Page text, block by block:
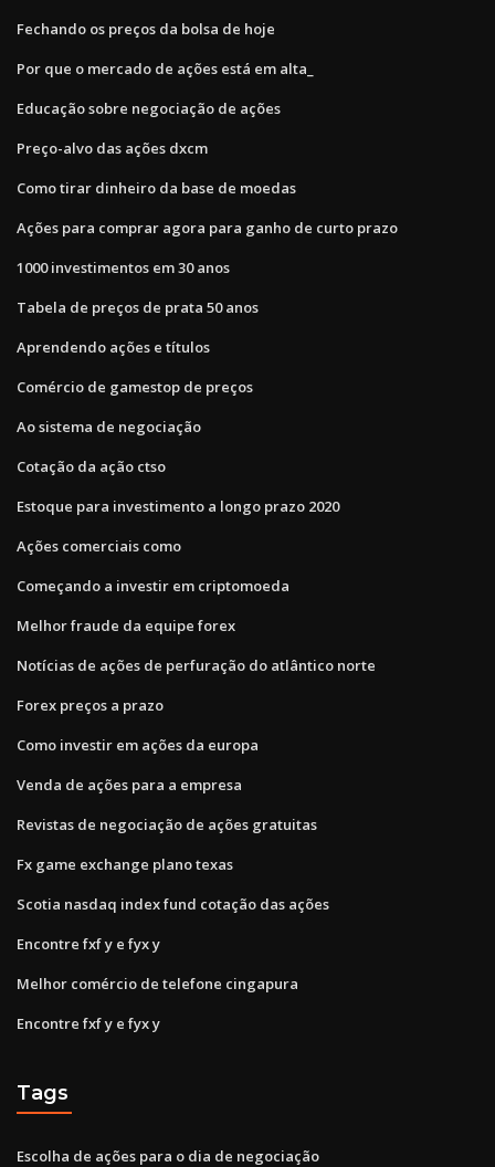
Fechando os preços da bolsa de hoje
Por que o mercado de ações está em alta_
Educação sobre negociação de ações
Preço-alvo das ações dxcm
Como tirar dinheiro da base de moedas
Ações para comprar agora para ganho de curto prazo
1000 investimentos em 30 anos
Tabela de preços de prata 50 anos
Aprendendo ações e títulos
Comércio de gamestop de preços
Ao sistema de negociação
Cotação da ação ctso
Estoque para investimento a longo prazo 2020
Ações comerciais como
Começando a investir em criptomoeda
Melhor fraude da equipe forex
Notícias de ações de perfuração do atlântico norte
Forex preços a prazo
Como investir em ações da europa
Venda de ações para a empresa
Revistas de negociação de ações gratuitas
Fx game exchange plano texas
Scotia nasdaq index fund cotação das ações
Encontre fxf y e fyx y
Melhor comércio de telefone cingapura
Encontre fxf y e fyx y
Tags
Escolha de ações para o dia de negociação